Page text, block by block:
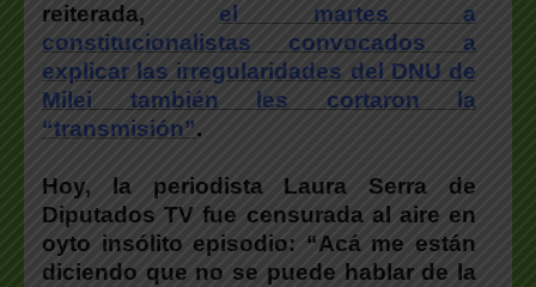
reiterada, el martes a
constitucionalistas convocados a
explicar las irregularidades del DNU de
Milei también les cortaron la
“transmisión”.
Hoy, la periodista Laura Serra de
Diputados TV fue censurada al aire en
oyto insólito episodio: “Acá me están
diciendo que no se puede hablar de la